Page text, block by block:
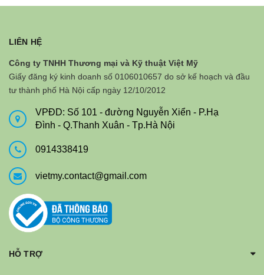
LIÊN HỆ
Công ty TNHH Thương mại và Kỹ thuật Việt Mỹ
Giấy đăng ký kinh doanh số 0106010657 do sở kế hoạch và đầu
tư thành phố Hà Nội cấp ngày 12/10/2012
VPĐD: Số 101 - đường Nguyễn Xiển - P.Hạ
Đình - Q.Thanh Xuân - Tp.Hà Nội
0914338419
vietmy.contact@gmail.com
HỖ TRỢ